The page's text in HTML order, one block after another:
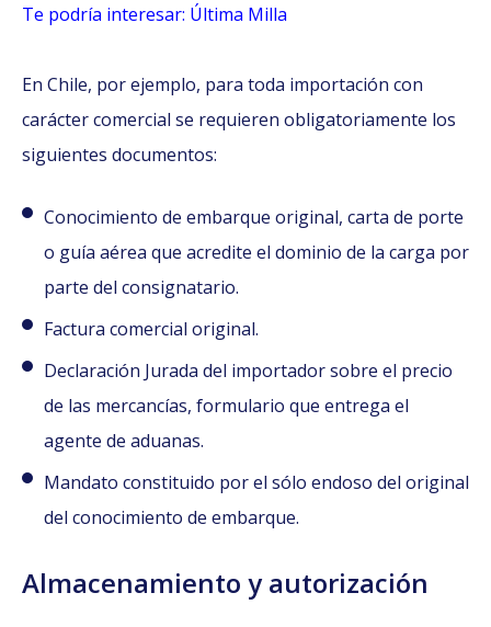
Te podría interesar: Última Milla
En Chile, por ejemplo, para toda importación con
carácter comercial se requieren obligatoriamente los
siguientes documentos:
Conocimiento de embarque original, carta de porte
o guía aérea que acredite el dominio de la carga por
parte del consignatario.
Factura comercial original.
Declaración Jurada del importador sobre el precio
de las mercancías, formulario que entrega el
agente de aduanas.
Mandato constituido por el sólo endoso del original
del conocimiento de embarque.
Almacenamiento y autorización